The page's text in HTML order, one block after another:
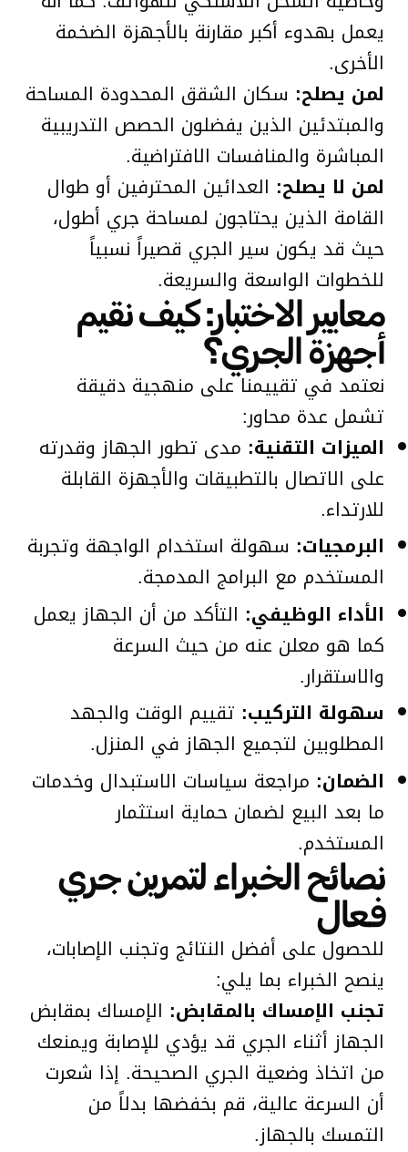
يعمل بهدوء أكبر مقارنة بالأجهزة الضخمة
الأخرى.
لمن يصلح: سكان الشقق المحدودة المساحة
والمبتدئين الذين يفضلون الحصص التدريبية
المباشرة والمنافسات الافتراضية.
لمن لا يصلح: العدائين المحترفين أو طوال
القامة الذين يحتاجون لمساحة جري أطول،
حيث قد يكون سير الجري قصيراً نسبياً
للخطوات الواسعة والسريعة.
معايير الاختبار: كيف نقيم
أجهزة الجري؟
نعتمد في تقييمنا على منهجية دقيقة
تشمل عدة محاور:
الميزات التقنية: مدى تطور الجهاز وقدرته
على الاتصال بالتطبيقات والأجهزة القابلة
للارتداء.
البرمجيات: سهولة استخدام الواجهة وتجربة
المستخدم مع البرامج المدمجة.
الأداء الوظيفي: التأكد من أن الجهاز يعمل
كما هو معلن عنه من حيث السرعة
والاستقرار.
سهولة التركيب: تقييم الوقت والجهد
المطلوبين لتجميع الجهاز في المنزل.
الضمان: مراجعة سياسات الاستبدال وخدمات
ما بعد البيع لضمان حماية استثمار
المستخدم.
نصائح الخبراء لتمرين جري
فعال
للحصول على أفضل النتائج وتجنب الإصابات،
ينصح الخبراء بما يلي:
تجنب الإمساك بالمقابض: الإمساك بمقابض
الجهاز أثناء الجري قد يؤدي للإصابة ويمنعك
من اتخاذ وضعية الجري الصحيحة. إذا شعرت
أن السرعة عالية، قم بخفضها بدلاً من
التمسك بالجهاز.